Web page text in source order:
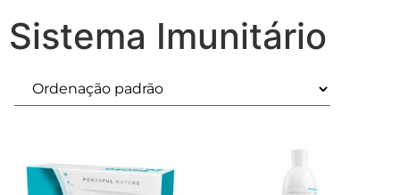
Sistema Imunitário